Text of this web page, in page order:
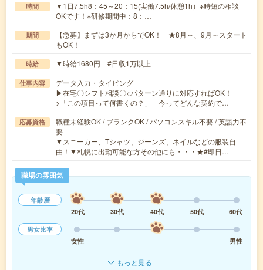
時間
▼1日7.5h8：45～20：15(実働7.5h/休憩1h）※時短の相談
OKです！※研修期間中：8：…
期間
【急募】まずは3か月からでOK！ ★8月～、9月～スタート
もOK！
時給 ▼時給1680円 #日収1万以上
仕事内容
データ入力・タイピング
▶在宅〇シフト相談〇<パターン通りに対応すればOK！
>「この項目って何書くの？」「今ってどんな契約で…
応募資格
職種未経験OK / ブランクOK / パソコンスキル不要 / 英語力不
要
▼スニーカー、Tシャツ、ジーンズ、ネイルなどの服装自
由！▼札幌に出勤可能な方その他にも・・・★#即日…
職場の雰囲気
年齢層
20代
30代 40代 50代
60代
男女比率
女性
男性
もっと見る